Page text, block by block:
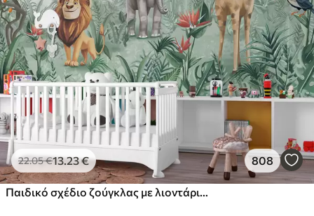
22.05€13.23€ 808